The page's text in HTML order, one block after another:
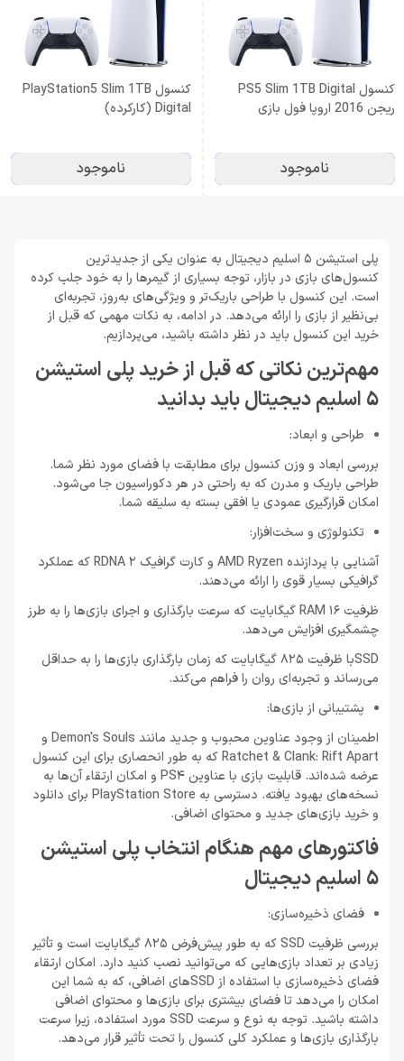
کنسول PS5 Slim 1TB Digital
ریجن 2016 اروپا فول بازی
ناموجود
کنسول PlayStation5 Slim 1TB
Digital (کارکرده)
ناموجود
پلی استیشن 5 اسلیم دیجیتال به عنوان یکی از جدیدترین
کنسول‌های بازی در بازار، توجه بسیاری از گیمرها را به خود جلب کرده
است. این کنسول با طراحی باریک‌تر و ویژگی‌های به‌روز، تجربه‌ای
بی‌نظیر از بازی را ارائه می‌دهد. در ادامه، به نکات مهمی که قبل از
خرید این کنسول باید در نظر داشته باشید، می‌پردازیم.
مهم‌ترین نکاتی که قبل از خرید پلی استیشن
5 اسلیم دیجیتال باید بدانید
طراحی و ابعاد:
بررسی ابعاد و وزن کنسول برای مطابقت با فضای مورد نظر شما.
طراحی باریک و مدرن که به راحتی در هر دکوراسیون جا می‌شود.
امکان قرارگیری عمودی یا افقی بسته به سلیقه شما.
تکنولوژی و سخت‌افزار:
آشنایی با پردازنده AMD Ryzen و کارت گرافیک RDNA 2 که عملکرد
گرافیکی بسیار قوی را ارائه می‌دهند.
ظرفیت RAM 16 گیگابایت که سرعت بارگذاری و اجرای بازی‌ها را به طرز
چشمگیری افزایش می‌دهد.
SSDبا ظرفیت 825 گیگابایت که زمان بارگذاری بازی‌ها را به حداقل
می‌رساند و تجربه‌ای روان را فراهم می‌کند.
پشتیبانی از بازی‌ها:
اطمینان از وجود عناوین محبوب و جدید مانند Demon's Souls و
Ratchet & Clank: Rift Apart که به طور انحصاری برای این کنسول
عرضه شده‌اند. قابلیت بازی با عناوین PS4 و امکان ارتقاء آن‌ها به
نسخه‌های بهبود یافته. دسترسی به PlayStation Store برای دانلود
و خرید بازی‌های جدید و محتوای اضافی.
فاکتورهای مهم هنگام انتخاب پلی استیشن
5 اسلیم دیجیتال
فضای ذخیره‌سازی:
بررسی ظرفیت SSD که به طور پیش‌فرض 825 گیگابایت است و تأثیر
زیادی بر تعداد بازی‌هایی که می‌توانید نصب کنید دارد. امکان ارتقاء
فضای ذخیره‌سازی با استفاده از SSDهای اضافی، که به شما این
امکان را می‌دهد تا فضای بیشتری برای بازی‌ها و محتوای اضافی
داشته باشید. توجه به نوع و سرعت SSD مورد استفاده، زیرا سرعت
بارگذاری بازی‌ها و عملکرد کلی کنسول را تحت تأثیر قرار می‌دهد.